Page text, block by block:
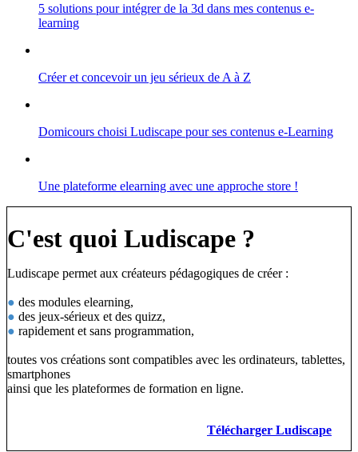
5 solutions pour intégrer de la 3d dans mes contenus e-
learning
Créer et concevoir un jeu sérieux de A à Z
Domicours choisi Ludiscape pour ses contenus e-Learning
Une plateforme elearning avec une approche store !
C'est quoi Ludiscape ?
Ludiscape permet aux créateurs pédagogiques de créer :
● des modules elearning,
● des jeux-sérieux et des quizz,
● rapidement et sans programmation,
toutes vos créations sont compatibles avec les ordinateurs, tablettes,
smartphones
ainsi que les plateformes de formation en ligne.
Télécharger Ludiscape